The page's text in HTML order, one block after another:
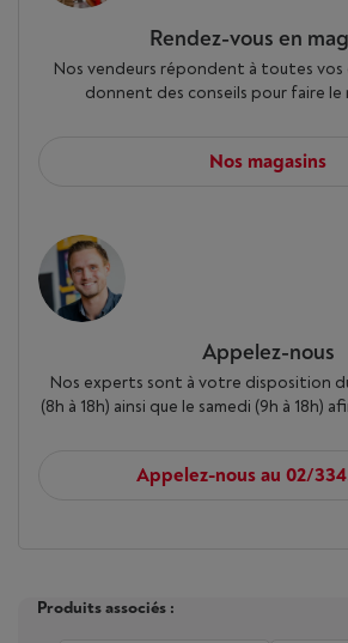
Rendez-vous en
Nos vendeurs répondent à toutes
donnent des conseils pour faire le
Nos magasins
Appelez-nous
Nos experts sont à votre disposition
(8h à 18h) ainsi que le samedi (9h à 18h)
Appelez-nous au 02/
Produits associés :